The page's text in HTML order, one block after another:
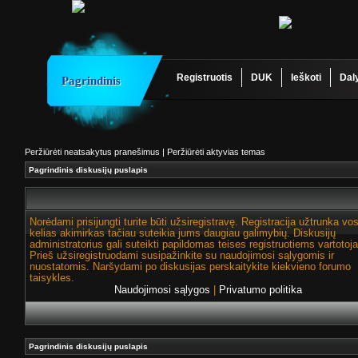
Pagrindinis Registruotis DUK Ieškoti
Peržiūrėti neatsakytus pranešimus | Peržiūrėti aktyvias temas
Pagrindinis diskusijų puslapis
Norėdami prisijungti turite būti užsiregistravę. Registracija užtrunka vos
kelias akimirkas tačiau suteikia jums daugiau galimybių. Diskusijų
administratorius gali suteikti papildomas teises registruotiems
Prieš užsiregistruodami susipažinkite su naudojimosi sąlygomis ir
nuostatomis. Naršydami po diskusijas perskaitykite kiekvieno forumo
taisykles.
Naudojimosi sąlygos
Privatumo politika
Pagrindinis diskusijų puslapis